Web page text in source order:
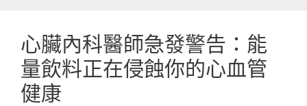
心臟內科醫師急發警告：能
量飲料正在侵蝕你的心血管
健康